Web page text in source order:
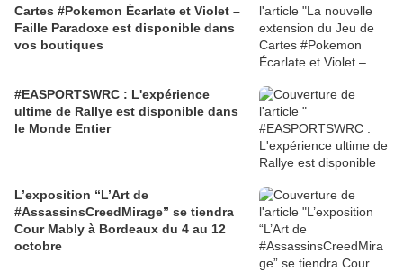
Cartes #Pokemon Écarlate et Violet –
Faille Paradoxe est disponible dans
vos boutiques
#EASPORTSWRC : L'expérience
ultime de Rallye est disponible dans
le Monde Entier
L’exposition “L’Art de
#AssassinsCreedMirage” se tiendra
Cour Mably à Bordeaux du 4 au 12
octobre